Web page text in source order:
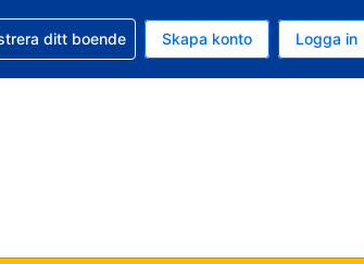
är Amerikanska dollar
språk är Svenska
med din bokning
ditt boende Skapa konto Logga in